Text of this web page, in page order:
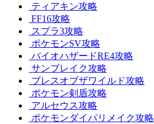
ティアキン攻略
FF16攻略
スプラ3攻略
ポケモンSV攻略
バイオハザードRE4攻略
サンブレイク攻略
ブレスオブザワイルド攻略
ポケモン剣盾攻略
アルセウス攻略
ポケモンダイパリメイク攻略